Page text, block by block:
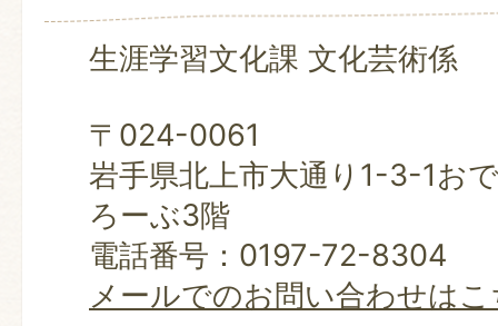
生涯学習文化課 文化芸術係
〒024-0061
岩手県北上市大通り1-3-1お
ろーぶ3階
電話番号：0197-72-8304
メールでのお問い合わせは